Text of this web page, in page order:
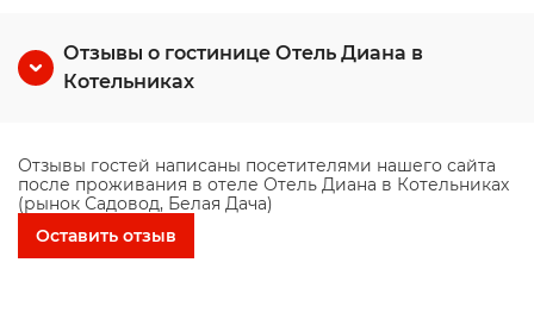
Отзывы о гостинице Отель Диана в
Котельниках
Отзывы гостей написаны посетителями нашего сайта
после проживания в отеле Отель Диана в Котельниках
(рынок Садовод, Белая Дача)
Оставить отзыв